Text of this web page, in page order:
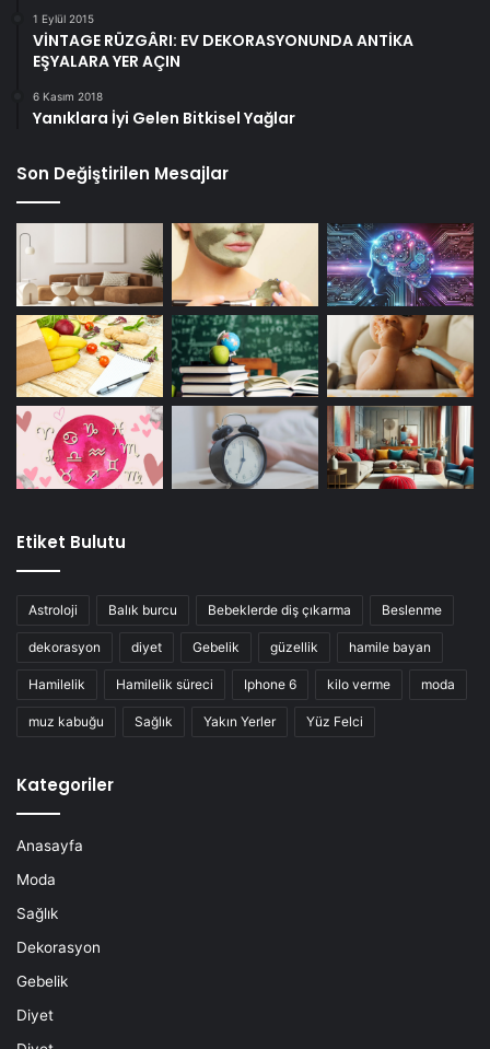
1 Eylül 2015
VİNTAGE RÜZGÂRI: EV DEKORASYONUNDA ANTİKA
EŞYALARA YER AÇIN
6 Kasım 2018
Yanıklara İyi Gelen Bitkisel Yağlar
Son Değiştirilen Mesajlar
Etiket Bulutu
Astroloji Balık burcu Bebeklerde diş çıkarma Beslenme
dekorasyon diyet Gebelik güzellik hamile bayan
Hamilelik Hamilelik süreci Iphone 6 kilo verme moda
muz kabuğu Sağlık Yakın Yerler Yüz Felci
Kategoriler
Anasayfa
Moda
Sağlık
Dekorasyon
Gebelik
Diyet